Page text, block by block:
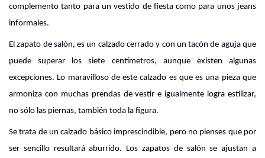
complemento tanto para un vestido de fiesta como para unos jeans
informales.
El zapato de salón, es un calzado cerrado y con un tacón de aguja que
puede superar los siete centímetros, aunque existen algunas
excepciones. Lo maravilloso de este calzado es que es una pieza que
armoniza con muchas prendas de vestir e igualmente logra estilizar,
no sólo las piernas, también toda la figura.
Se trata de un calzado básico imprescindible, pero no pienses que por
ser sencillo resultará aburrido. Los zapatos de salón se ajustan a